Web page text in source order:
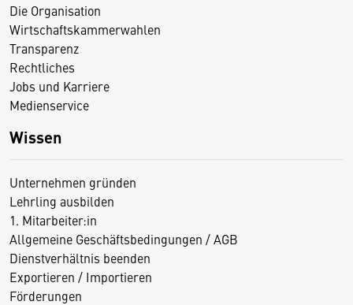
Die Organisation
Wirtschaftskammerwahlen
Transparenz
Rechtliches
Jobs und Karriere
Medienservice
Wissen
Unternehmen gründen
Lehrling ausbilden
1. Mitarbeiter:in
Allgemeine Geschäftsbedingungen / AGB
Dienstverhältnis beenden
Exportieren / Importieren
Förderungen